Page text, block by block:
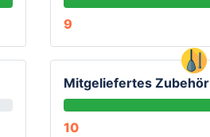
9
Mitgeliefertes Zubehör
10